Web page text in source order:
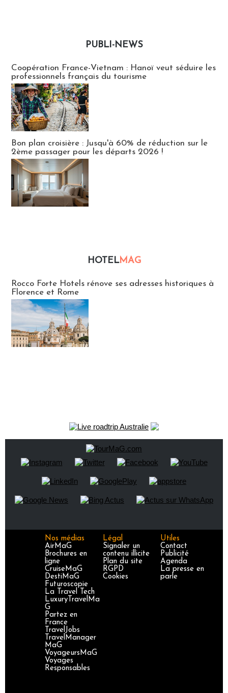
PUBLI-NEWS
Coopération France-Vietnam : Hanoï veut séduire les
professionnels français du tourisme
Bon plan croisière : Jusqu'à 60% de réduction sur le
2ème passager pour les départs 2026 !
HOTELMAG
Rocco Forte Hotels rénove ses adresses historiques à
Florence et Rome
Nos médias
AirMaG
Brochures en
ligne
CruiseMaG
DestiMaG
Futuroscopie
La Travel Tech
LuxuryTravelMa
G
Partez en
France
TravelJobs
TravelManager
MaG
VoyageursMaG
Voyages
Responsables
Légal
Signaler un
contenu illicite
Plan du site
RGPD
Cookies
Utiles
Contact
Publicité
Agenda
La presse en
parle